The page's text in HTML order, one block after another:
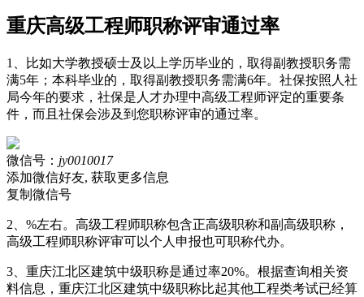
重庆高级工程师职称评审通过率
1、比如大学教授硕士及以上学历毕业的，取得副教授职务需
满5年；本科毕业的，取得副教授职务需满6年。社保按照人社
局今年的要求，社保是人才办理中高级工程师评定的重要条
件，而且社保会涉及到您职称评审的通过率。
微信号： jy0010017
添加微信好友, 获取更多信息
复制微信号
2、%左右。高级工程师职称包含正高级职称和副高级职称，
高级工程师职称评审可以个人申报也可职称代办。
3、重庆江北区建筑中级职称是通过率20%。根据查询相关资
料信息，重庆江北区建筑中级职称比起其他工程类考试已经算